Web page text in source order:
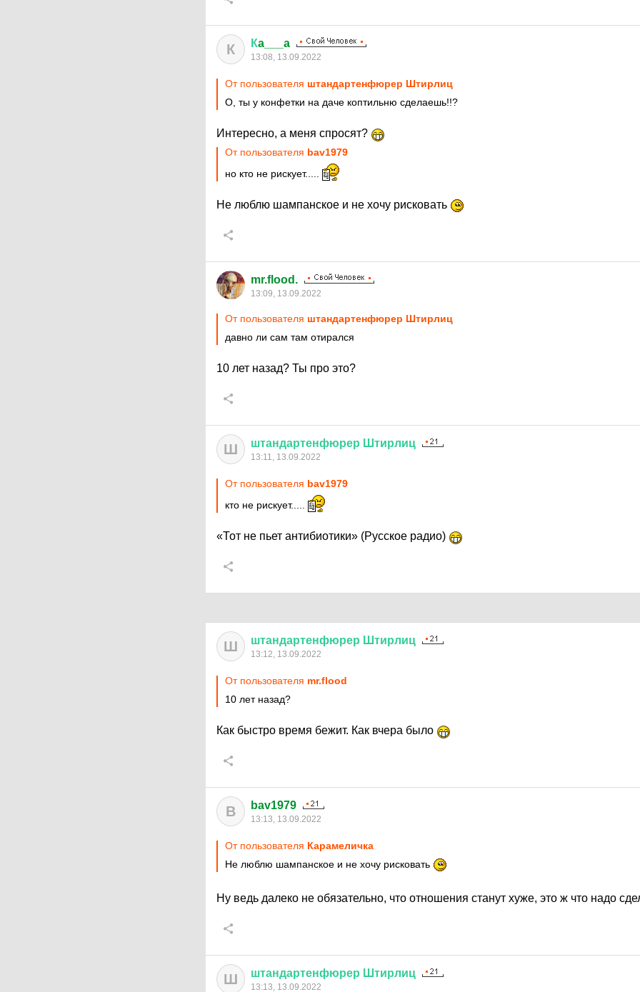
К Кa___a
13:08, 13.09.2022
От пользователя штандартенфюрер Штирлиц
О, ты у конфетки на даче коптильню сделаешь!!?
Интересно, а меня спросят?
От пользователя bav1979
но кто не рискует.....
Не люблю шампанское и не хочу рисковать
mr.flood.
13:09, 13.09.2022
От пользователя штандартенфюрер Штирлиц
давно ли сам там отирался
10 лет назад? Ты про это?
Ш штандартенфюрер Штирлиц
13:11, 13.09.2022
От пользователя bav1979
кто не рискует.....
«Тот не пьет антибиотики» (Русское радио)
Ш штандартенфюрер Штирлиц
13:12, 13.09.2022
От пользователя mr.flood
10 лет назад?
Как быстро время бежит. Как вчера было
B bav1979
13:13, 13.09.2022
От пользователя Кaрaмeличкa
Не люблю шампанское и не хочу рисковать
Ну ведь далеко не обязательно, что отношения станут хуже, это ж что надо
Ш штандартенфюрер Штирлиц
13:13, 13.09.2022